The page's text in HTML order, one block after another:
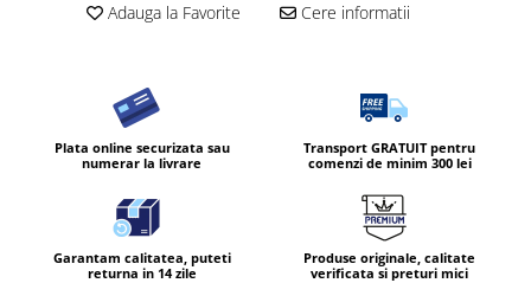
Adauga la Favorite Cere informatii
Plata online securizata sau
numerar la livrare
Transport GRATUIT pentru
comenzi de minim 300 lei
Garantam calitatea, puteti
returna in 14 zile
Produse originale, calitate
verificata si preturi mici